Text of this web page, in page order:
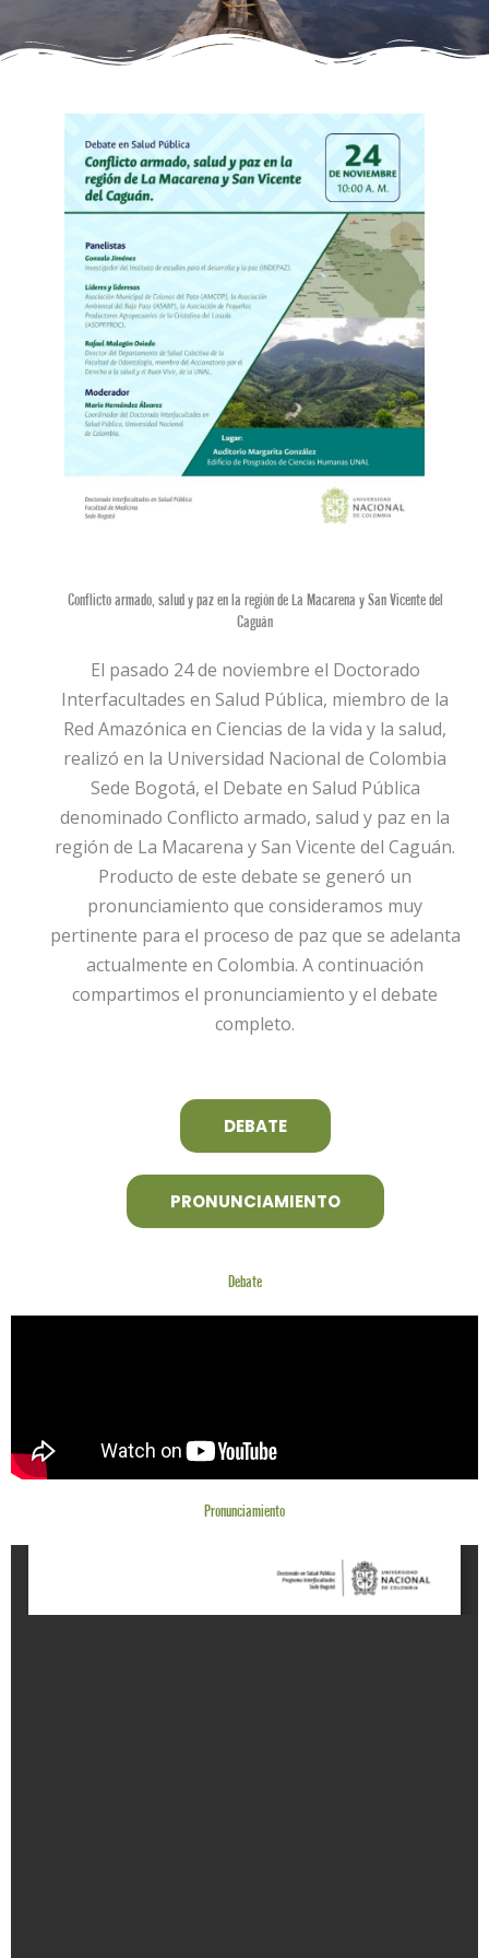
Conflicto armado, salud y paz en la región de La Macarena y San Vicente del
Caguán
El pasado 24 de noviembre el Doctorado
Interfacultades en Salud Pública, miembro de la
Red Amazónica en Ciencias de la vida y la salud,
realizó en la Universidad Nacional de Colombia
Sede Bogotá, el Debate en Salud Pública
denominado Conflicto armado, salud y paz en la
región de La Macarena y San Vicente del Caguán.
Producto de este debate se generó un
pronunciamiento que consideramos muy
pertinente para el proceso de paz que se adelanta
actualmente en Colombia. A continuación
compartimos el pronunciamiento y el debate
completo.
DEBATE
PRONUNCIAMIENTO
Debate
Pronunciamiento